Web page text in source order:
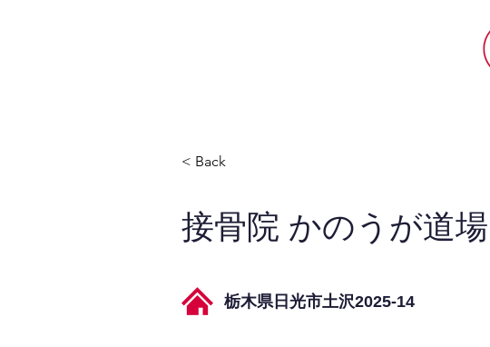
< Back
接骨院 かのうが道場
栃木県日光市土沢2025-14